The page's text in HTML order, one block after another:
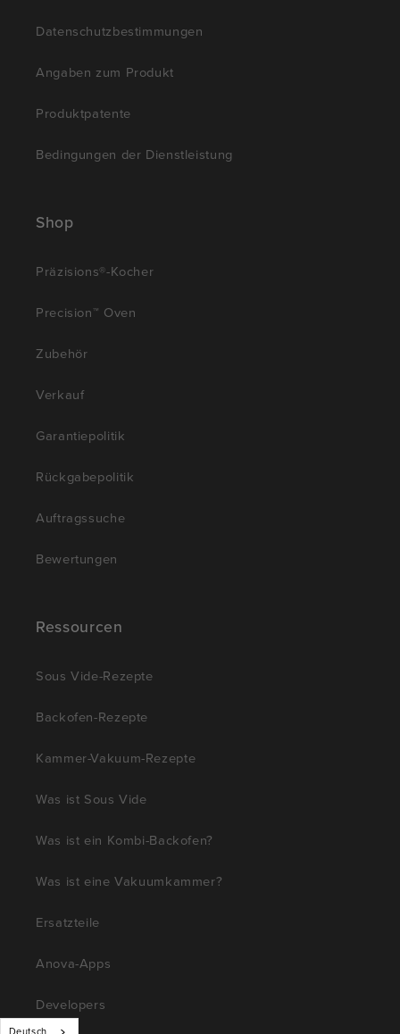
Datenschutzbestimmungen
Angaben zum Produkt
Produktpatente
Bedingungen der Dienstleistung
Shop
Präzisions®-Kocher
Precision™ Oven
Zubehör
Verkauf
Garantiepolitik
Rückgabepolitik
Auftragssuche
Bewertungen
Ressourcen
Sous Vide-Rezepte
Backofen-Rezepte
Kammer-Vakuum-Rezepte
Was ist Sous Vide
Was ist ein Kombi-Backofen?
Was ist eine Vakuumkammer?
Ersatzteile
Anova-Apps
Developers